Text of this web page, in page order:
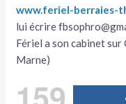
www.feriel-berraies-
lui écrire
Fériel a son cabinet
Marne)